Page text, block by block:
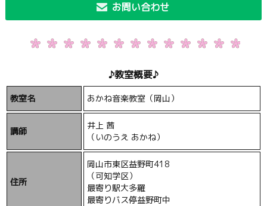
お問い合わせ
♪教室概要♪
教室名 あかね音楽教室（岡山）
講師
井上 茜
（いのうえ あかね）
住所
岡山市東区益野町418
（可知学区）
最寄り駅大多羅
最寄りバス停益野町中